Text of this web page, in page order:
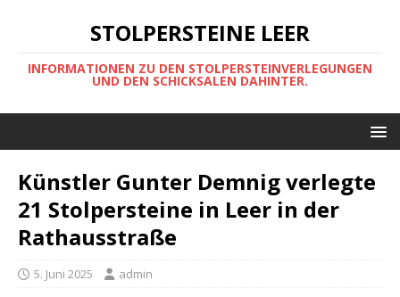
STOLPERSTEINE LEER
INFORMATIONEN ZU DEN STOLPERSTEINVERLEGUNGEN
UND DEN SCHICKSALEN DAHINTER.
Künstler Gunter Demnig verlegte
21 Stolpersteine in Leer in der
Rathausstraße
5. Juni 2025 admin